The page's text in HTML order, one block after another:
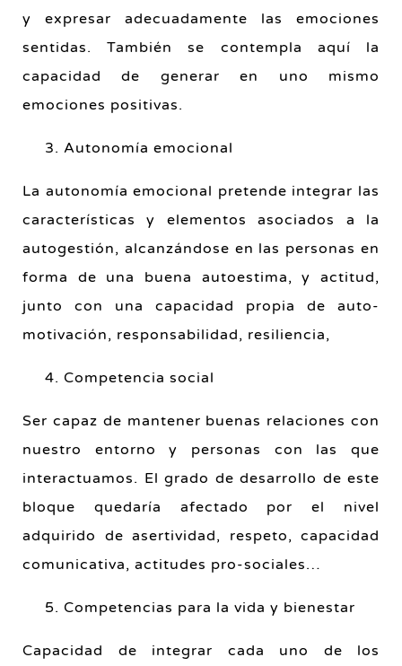
y expresar adecuadamente las emociones
sentidas. También se contempla aquí la
capacidad de generar en uno mismo
emociones positivas.
3. Autonomía emocional
La autonomía emocional pretende integrar las
características y elementos asociados a la
autogestión, alcanzándose en las personas en
forma de una buena autoestima, y actitud,
junto con una capacidad propia de auto-
motivación, responsabilidad, resiliencia,
4. Competencia social
Ser capaz de mantener buenas relaciones con
nuestro entorno y personas con las que
interactuamos. El grado de desarrollo de este
bloque quedaría afectado por el nivel
adquirido de asertividad, respeto, capacidad
comunicativa, actitudes pro-sociales…
5. Competencias para la vida y bienestar
Capacidad de integrar cada uno de los